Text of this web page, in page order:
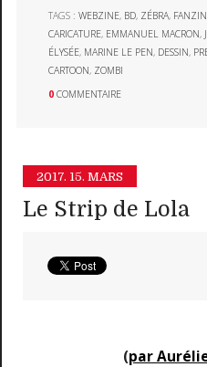
TAGS :WEBZINE, BD, ZÉBRA,
CARICATURE, EMMANUEL MACRON,
ÉLYSÉE, MARINE LE PEN, DESSIN,
CARTOON, ZOMBI
0 COMMENTAIRE
2017. 15. MARS
Le Strip de Lola
(par